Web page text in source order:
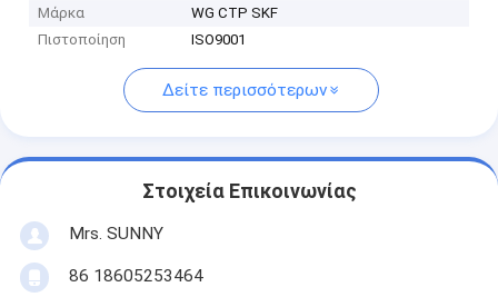
Μάρκα
WG CTP SKF
Πιστοποίηση
ISO9001
Δείτε περισσότερων
Στοιχεία Επικοινωνίας
Mrs. SUNNY
86 18605253464